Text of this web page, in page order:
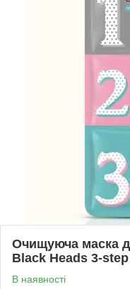
Очищуюча маска
Black Heads 3-
В наявності